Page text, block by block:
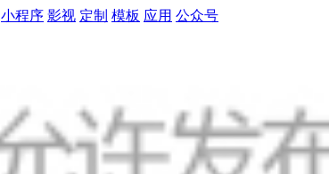
小程序 影视 定制 模板 应用 公众号